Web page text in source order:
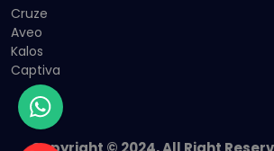
Cruze
Aveo
Kalos
Captiva